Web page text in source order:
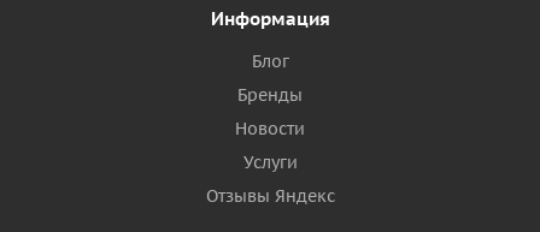
Информация
Блог
Бренды
Новости
Услуги
Отзывы Яндекс